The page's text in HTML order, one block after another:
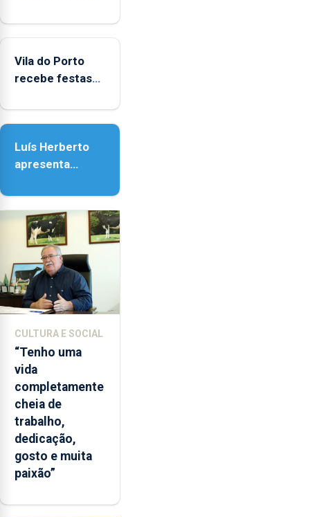
Biblioteca de
Vila do Porto
recebe festas
Nossa Senhora
Luís Herberto
apresenta
Paisagem’
CULTURA E SOCIAL
“Tenho uma
vida
completamente
cheia de
trabalho,
dedicação,
gosto e muita
paixão”